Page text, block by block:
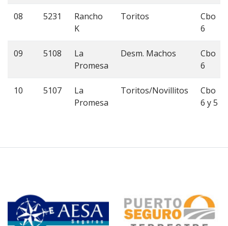
08 5231
Rancho
K
Toritos
Cbo
6
09 5108
La
Promesa
Desm. Machos
Cbo
6
10 5107
La
Promesa
Toritos/Novillitos
Cbo
6 y 5